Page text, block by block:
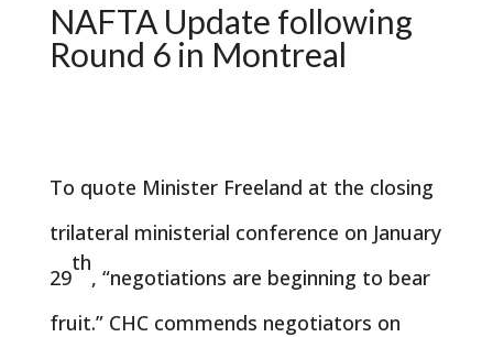
NAFTA Update following
Round 6 in Montreal
To quote Minister Freeland at the closing
trilateral ministerial conference on January
29
th
, “negotiations are beginning to bear
fruit.” CHC commends negotiators on